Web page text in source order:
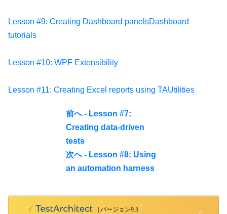
Lesson #9: Creating Dashboard panelsDashboard
tutorials
Lesson #10: WPF Extensibility
Lesson #11: Creating Excel reports using TAUtilities
前へ - Lesson #7:
Creating data-driven
tests
次へ - Lesson #8: Using
an automation harness